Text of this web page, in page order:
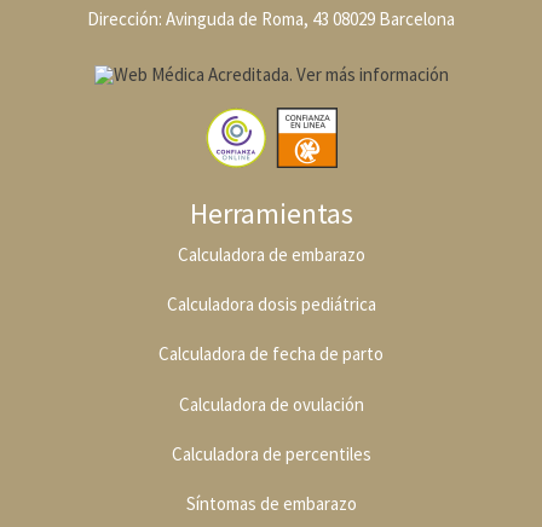
Dirección: Avinguda de Roma, 43 08029 Barcelona
Herramientas
Calculadora de embarazo
Calculadora dosis pediátrica
Calculadora de fecha de parto
Calculadora de ovulación
Calculadora de percentiles
Síntomas de embarazo